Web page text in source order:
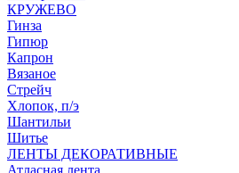
КРУЖЕВО
Гинза
Гипюр
Капрон
Вязаное
Стрейч
Хлопок, п/э
Шантильи
Шитье
ЛЕНТЫ ДЕКОРАТИВНЫЕ
Атласная лента